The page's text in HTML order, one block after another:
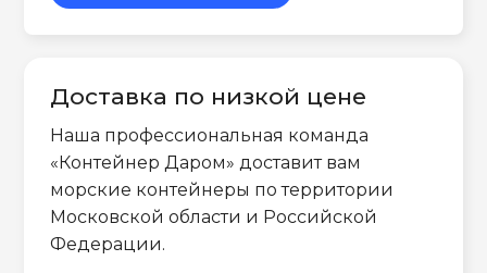
Доставка по низкой цене
Наша профессиональная команда
«Контейнер Даром» доставит вам
морские контейнеры по территории
Московской области и Российской
Федерации.